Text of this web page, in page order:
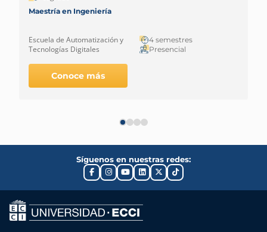
Maestría en Ingeniería
Escuela de Automatización y
Tecnologías Digitales
4 semestres
Presencial
Conoce más
Síguenos en nuestras redes: